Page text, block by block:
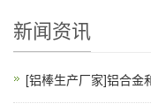
新闻资讯